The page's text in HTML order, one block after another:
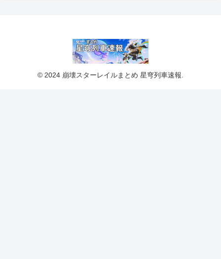
© 2024 崩壊スターレイルまとめ 星穹列車速報.